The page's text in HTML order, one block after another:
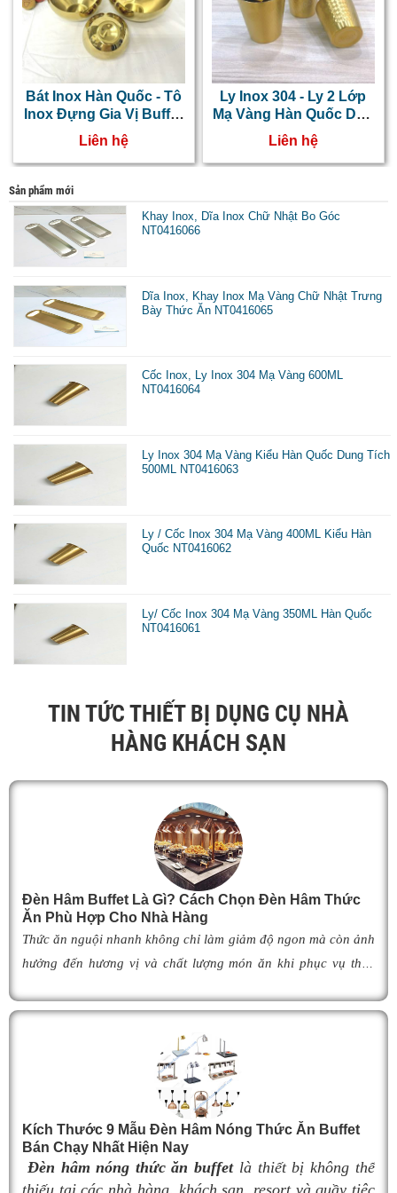
Bát Inox Hàn Quốc - Tô
Inox Đựng Gia Vị Buffet
NT0416010
Liên hệ
Ly Inox 304 - Ly 2 Lớp
Mạ Vàng Hàn Quốc Dập
Vân Tổ Ong NT0416002
Liên hệ
Sản phẩm mới
Khay Inox, Dĩa Inox Chữ Nhật Bo Góc
NT0416066
Dĩa Inox, Khay Inox Mạ Vàng Chữ Nhật Trưng
Bày Thức Ăn NT0416065
Cốc Inox, Ly Inox 304 Mạ Vàng 600ML
NT0416064
Ly Inox 304 Mạ Vàng Kiểu Hàn Quốc Dung Tích
500ML NT0416063
Ly / Cốc Inox 304 Mạ Vàng 400ML Kiểu Hàn
Quốc NT0416062
Ly/ Cốc Inox 304 Mạ Vàng 350ML Hàn Quốc
NT0416061
TIN TỨC THIẾT BỊ DỤNG CỤ NHÀ
HÀNG KHÁCH SẠN
Đèn Hâm Buffet Là Gì? Cách Chọn Đèn Hâm Thức
Ăn Phù Hợp Cho Nhà Hàng
Thức ăn nguội nhanh không chỉ làm giảm độ ngon mà còn ảnh
hưởng đến hương vị và chất lượng món ăn khi phục vụ thực
thành giải pháp được nhiều nhà hàng, khách sạn và khu nghỉ
dưỡng lựa chọn nhờ khả năng giữ cho món ăn luôn ấm nóng,
thơm ngon như vừa mới chế biến. Vậy
tạo như thế nào, hoạt động ra sao và làm thế nào để lựa chọn
èn hâm nóng thức ănphù hợp, giúp tối ưu hiệu
quả giữ nhiệt cũng như nâng cao tính chuyên nghiệp cho
không gian buffet? Hãy cùng tìm hiểu ngay trong bài viết dưới
Kích Thước 9 Mẫu Đèn Hâm Nóng Thức Ăn Buffet
Bán Chạy Nhất Hiện Nay
Đèn hâm nóng thức ăn buffetlà thiết bị không thể
thiếu tại các nhà hàng, khách sạn, resort và quầy tiệc